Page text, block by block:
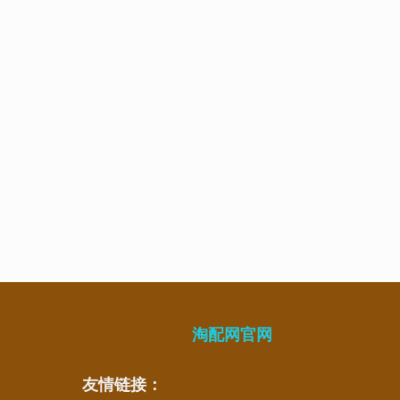
淘配网官网
友情链接：